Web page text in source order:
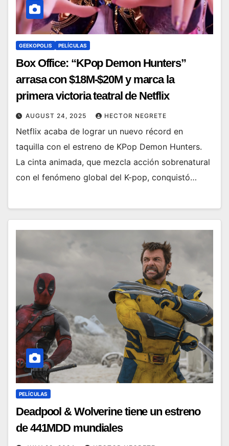
GEEKOPOLIS PELÍCULAS
Box Office: “KPop Demon Hunters”
arrasa con $18M-$20M y marca la
primera victoria teatral de Netflix
AUGUST 24, 2025 HECTOR NEGRETE
Netflix acaba de lograr un nuevo récord en
taquilla con el estreno de KPop Demon Hunters.
La cinta animada, que mezcla acción sobrenatural
con el fenómeno global del K-pop, conquistó…
PELÍCULAS
Deadpool & Wolverine tiene un estreno
de 441MDD mundiales